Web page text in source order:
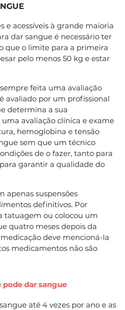
e acessíveis à grande maioria
dar sangue é necessário ter
que o limite para a primeira
pelo menos 50 kg e estar
feita uma avaliação
avaliado por um profissional
determina a sua
avaliação clínica e exame
hemoglobina e tensão
sem que um técnico
de o fazer, tanto para
garantir a qualidade do
apenas suspensões
definitivos. Por
tatuagem ou colocou um
quatro meses depois da
deve mencioná-la
medicamentos não são
dar sangue
até 4 vezes por ano e as